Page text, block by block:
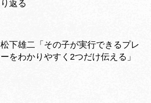
り返る
松下雄二「その子が実行できるプレ
ーをわかりやすく2つだけ伝える」